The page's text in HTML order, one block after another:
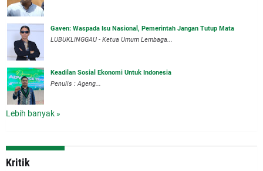
Gaven: Waspada Isu Nasional, Pemerintah Jangan Tutup Mata
LUBUKLINGGAU - Ketua Umum Lembaga...
Keadilan Sosial Ekonomi Untuk Indonesia
Penulis : Ageng...
Lebih banyak »
Kritik